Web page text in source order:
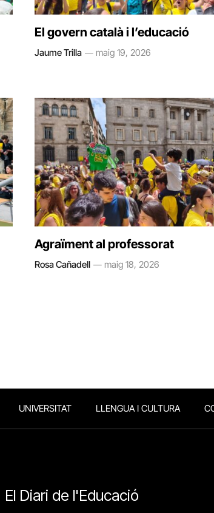
El govern català i l’educació
Jaume Trilla maig 19, 2026
Agraïment al professorat
Rosa Cañadell maig 18, 2026
UNIVERSITAT LLENGUA I CULTURA